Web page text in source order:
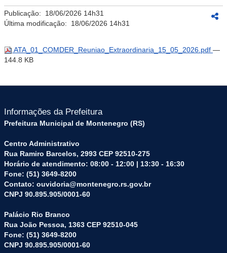
Publicação: 18/06/2026 14h31
Última modificação: 18/06/2026 14h31
ATA_01_COMDER_Reuniao_Extraordinaria_15_05_2026.pdf —
144.8 KB
Informações da Prefeitura
Prefeitura Municipal de Montenegro (RS)
Centro Administrativo
Rua Ramiro Barcelos, 2993 CEP 92510-275
Horário de atendimento: 08:00 - 12:00 | 13:30 - 16:30
Fone: (51) 3649-8200
Contato: ouvidoria@montenegro.rs.gov.br
CNPJ 90.895.905/0001-60
Palácio Rio Branco
Rua João Pessoa, 1363 CEP 92510-045
Fone: (51) 3649-8200
CNPJ 90.895.905/0001-60